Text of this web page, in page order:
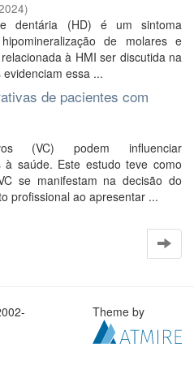
)
dentária (HD) é um sintoma
de molares e
à HMI ser discutida na
essa ...
de pacientes com
(VC) podem influenciar
à saúde. Este estudo teve como
se manifestam na decisão do
profissional ao apresentar ...
Theme by